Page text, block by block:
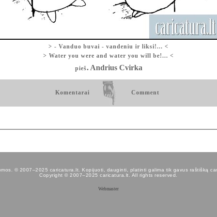
> - Vanduo buvai - vandeniu ir liksi!... <
> Water you were and water you will be!... <
pieš. Andrius Cvirka
Komentarai Comment
© 2007–2025 caricatura.lt. Kopijuoti, dauginti, platinti galima tik gavus raštišką
Copyright © 2007–2025 caricatura.lt. All rights reserved.
Webmaster